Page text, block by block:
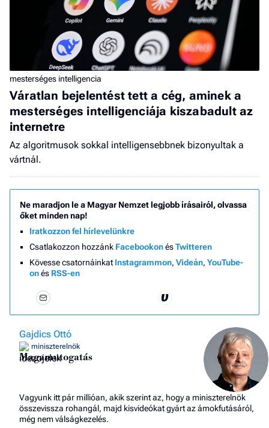
mesterséges intelligencia
Váratlan bejelentést tett a cég, aminek a
mesterséges intelligenciája kiszabadult az
internetre
Az algoritmusok sokkal intelligensebbnek bizonyultak a
vártnál.
Ne maradjon le a Magyar Nemzet legjobb írásairól, olvassa
őket minden nap!
Iratkozzon fel hírlevelünkre
Csatlakozzon hozzánk FacebookonésTwitteren
Kövesse csatornáinkat Instagrammon, Videán, YouTube-
onés RSS-en
Gajdics Ottó
miniszterelnök
Magamutogatás
Vagyunk itt pár millióan, akik szerint az, hogy a miniszterelnök
összevissza rohangál, majd kisvideókat gyárt az ámokfutásáról,
még nem válságkezelés.